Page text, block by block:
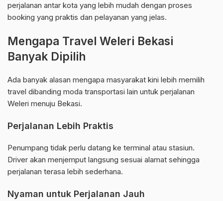
perjalanan antar kota yang lebih mudah dengan proses
booking yang praktis dan pelayanan yang jelas.
Mengapa Travel Weleri Bekasi
Banyak Dipilih
Ada banyak alasan mengapa masyarakat kini lebih memilih
travel dibanding moda transportasi lain untuk perjalanan
Weleri menuju Bekasi.
Perjalanan Lebih Praktis
Penumpang tidak perlu datang ke terminal atau stasiun.
Driver akan menjemput langsung sesuai alamat sehingga
perjalanan terasa lebih sederhana.
Nyaman untuk Perjalanan Jauh